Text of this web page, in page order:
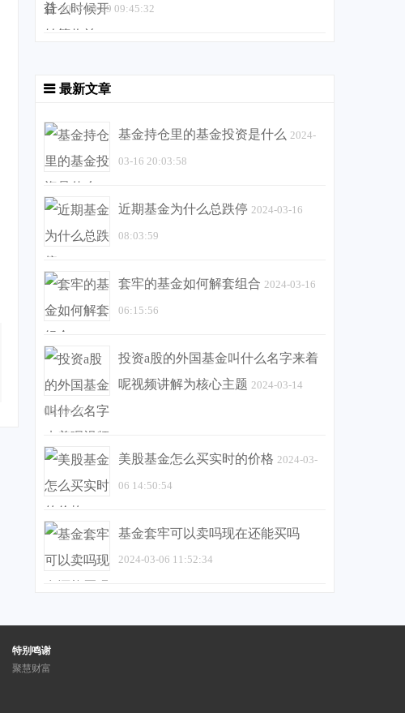
益 2023-03-29 09:45:32
最新文章
基金持仓里的基金投资是什么 2024-
03-16 20:03:58
近期基金为什么总跌停 2024-03-16
08:03:59
套牢的基金如何解套组合 2024-03-16
06:15:56
投资a股的外国基金叫什么名字来着
呢视频讲解为核心主题 2024-03-14
05:39:57
美股基金怎么买实时的价格 2024-03-
06 14:50:54
基金套牢可以卖吗现在还能买吗
2024-03-06 11:52:34
特别鸣谢
聚慧财富